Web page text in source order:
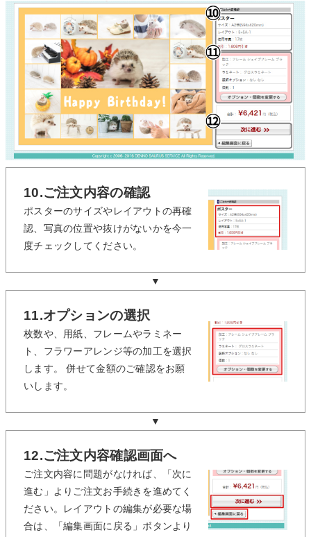
10.ご注文内容の確認
ポスターのサイズやレイアウトの再確
認、写真の位置や抜けがないかを今一
度チェックしてください。
▼
11.オプションの選択
枚数や、用紙、フレームやラミネー
ト、フラワーアレンジ等の加工を選択
します。 併せて金額のご確認をお願
いします。
▼
12.ご注文内容確認画面へ
ご注文内容に問題がなければ、「次に
進む」よりご注文お手続きを進めてく
ださい。レイアウトの編集が必要な場
合は、「編集画面に戻る」ボタンより